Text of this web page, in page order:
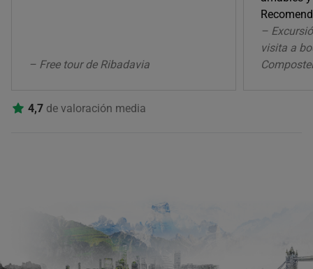
– Free tour de Ribadavia
–
visita a
4,7 de valoración media